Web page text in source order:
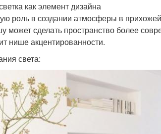
как элемент дизайна
роль в создании атмосферы в
может сделать пространство более
нише акцентированности.
света: